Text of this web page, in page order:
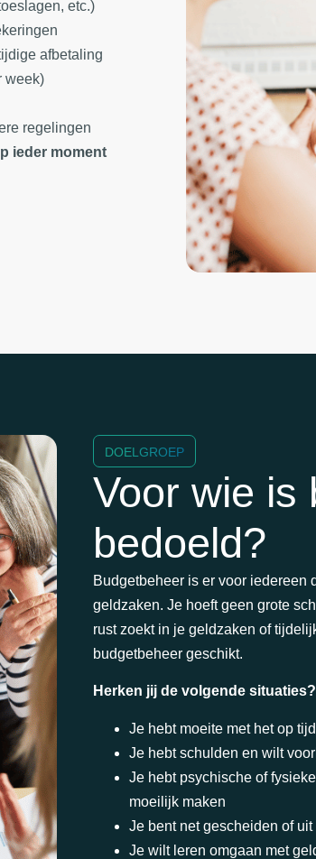
etc.)
afbetaling
week)
regelingen
ieder moment
DOELGROEP
Voor wie is
bedoeld?
Budgetbeheer is er voor iedereen
geldzaken. Je hoeft geen grote
rust zoekt in je geldzaken of
budgetbeheer geschikt.
Herken jij de volgende situaties?
Je hebt moeite met het op
Je hebt schulden en wilt
Je hebt psychische of
moeilijk maken
Je bent net gescheiden of
Je wilt leren omgaan met